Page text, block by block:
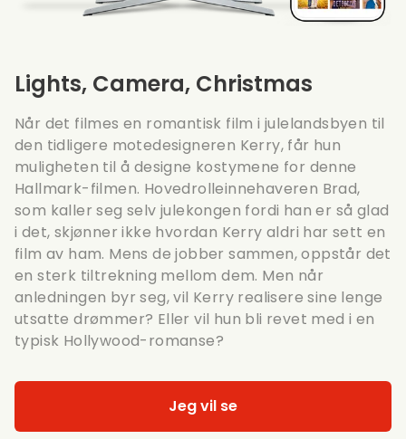
Lights, Camera, Christmas
Når det filmes en romantisk film i julelandsbyen til
den tidligere motedesigneren Kerry, får hun
muligheten til å designe kostymene for denne
Hallmark-filmen. Hovedrolleinnehaveren Brad,
som kaller seg selv julekongen fordi han er så glad
i det, skjønner ikke hvordan Kerry aldri har sett en
film av ham. Mens de jobber sammen, oppstår det
en sterk tiltrekning mellom dem. Men når
anledningen byr seg, vil Kerry realisere sine lenge
utsatte drømmer? Eller vil hun bli revet med i en
typisk Hollywood-romanse?
Jeg vil se